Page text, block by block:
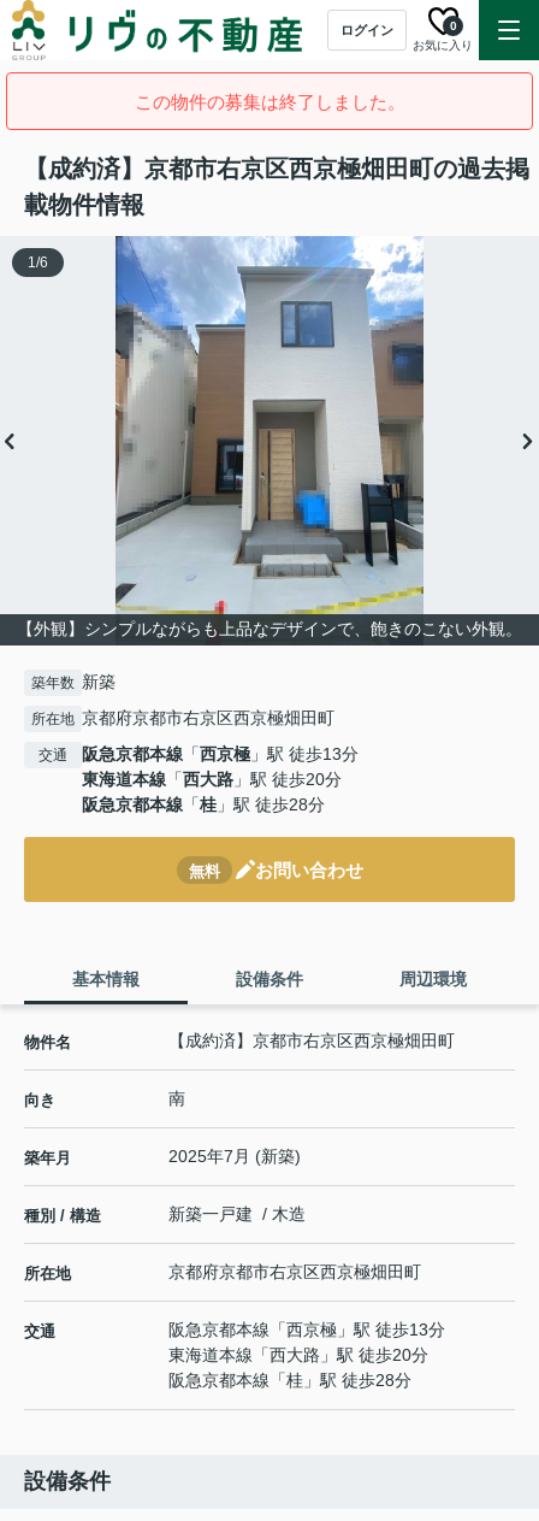
ログイン
お気に入り
0
この物件の募集は終了しました。
【成約済】京都市右京区西京極畑田町の過去掲
載物件情報
【外観】シンプルながらも上品なデザインで、飽きのこない外観。
1/6
築年数 新築
所在地 京都府京都市右京区西京極畑田町
交通 阪急京都本線 「西京極 」駅 徒歩13分
東海道本線 「西大路 」駅 徒歩20分
阪急京都本線 「桂 」駅 徒歩28分
無料 お問い合わせ
基本情報 設備条件 周辺環境
物件名 【成約済】京都市右京区西京極畑田町
向き 南
築年月 2025年7月 (新築)
種別 / 構造 新築一戸建 / 木造
所在地 京都府京都市右京区西京極畑田町
交通 阪急京都本線 「西京極 」駅 徒歩13分
東海道本線 「西大路 」駅 徒歩20分
阪急京都本線 「桂 」駅 徒歩28分
設備条件